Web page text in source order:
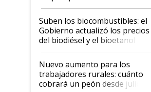
funcionamiento de las
exportadoras en tensión tras
la medida de fuerza de los
prácticos
Suben los biocombustibles: el
Gobierno actualizó los precios
del biodiésel y el bioetanol
Nuevo aumento para los
trabajadores rurales: cuánto
cobrará un peón desde julio